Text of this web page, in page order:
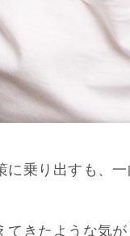
乗り出すも、一
てきたような気